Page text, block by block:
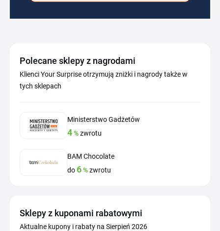
Polecane sklepy z nagrodami
Klienci Your Surprise otrzymują zniżki i nagrody także w
tych sklepach
Ministerstwo Gadżetów
4%zwrotu
BAM Chocolate
do 6%zwrotu
Sklepy z kuponami rabatowymi
Aktualne kupony i rabaty na Sierpień 2026